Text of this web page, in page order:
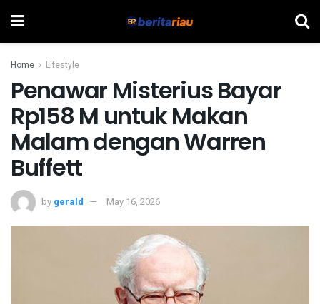
Home Lifestyle
Penawar Misterius Bayar
Rp158 M untuk Makan
Malam dengan Warren
Buffett
by gerald May 16, 2026